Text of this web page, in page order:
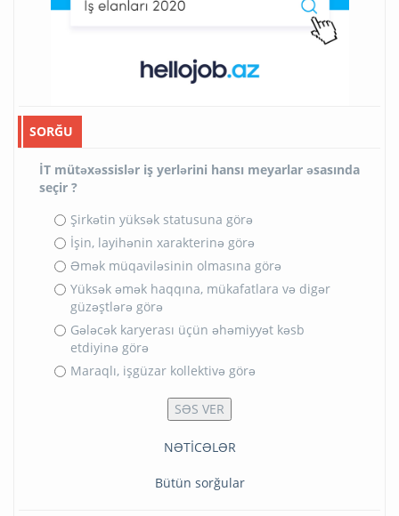
SORĞU
İT mütəxəssislər iş yerlərini hansı meyarlar əsasında
seçir ?
Şirkətin yüksək statusuna görə
İşin, layihənin xarakterinə görə
Əmək müqaviləsinin olmasına görə
Yüksək əmək haqqına, mükafatlara və digər
güzəştlərə görə
Gələcək karyerası üçün əhəmiyyət kəsb
etdiyinə görə
Maraqlı, işgüzar kollektivə görə
NƏTİCƏLƏR
Bütün sorğular